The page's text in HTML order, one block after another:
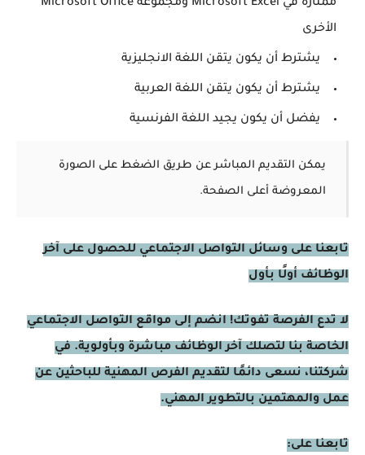
ممتازة في Microsoft Excel ومجموعة Microsoft Office
الأخرى
يشترط أن يكون يتقن اللغة الانجليزية
يشترط أن يكون يتقن اللغة العربية
يفضل أن يكون يجيد اللغة الفرنسية
يمكن التقديم المباشر عن طريق الضغط على الصورة
المعروضة أعلى الصفحة.
تابعنا على وسائل التواصل الاجتماعي للحصول على آخر
الوظائف أولًا بأول
لا تدع الفرصة تفوتك! انضم إلى مواقع التواصل الاجتماعي
الخاصة بنا لتصلك آخر الوظائف مباشرة وبأولوية. في
شركتنا، نسعى دائمًا لتقديم الفرص المهنية للباحثين عن
عمل والمهتمين بالتطوير المهني.
تابعنا على: